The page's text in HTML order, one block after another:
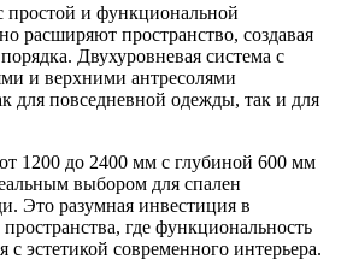
и функциональной
расширяют пространство, создавая
Двухуровневая система с
и верхними антресолями
для повседневной одежды, так и для
1200 до 2400 мм с глубиной 600 мм
выбором для спален
Это разумная инвестиция в
где функциональность
с эстетикой современного интерьера.